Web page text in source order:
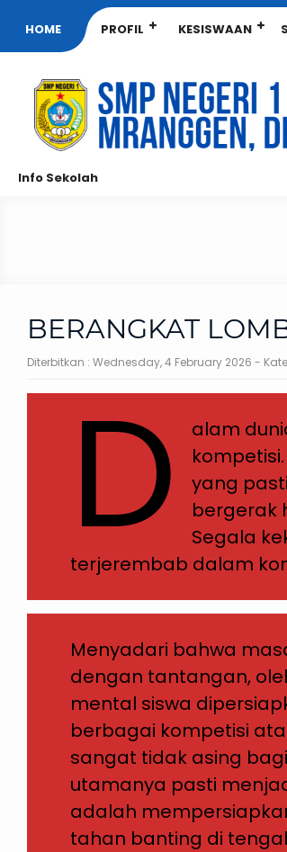
HOME PROFIL KESISWAAN
Info Sekolah
BERANGKAT
Diterbitkan : Wednesday, 4 February 2026 -
D
alam
yang
bergerak
Segala
terjerembab dalam
Menyadari bahwa
dengan tantangan,
mental siswa
berbagai kompetisi
sangat tidak asing
utamanya pasti
adalah
tahan banting di